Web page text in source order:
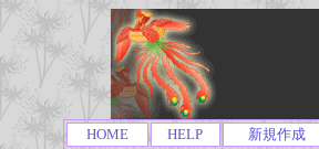
HOME HELP 新規作成